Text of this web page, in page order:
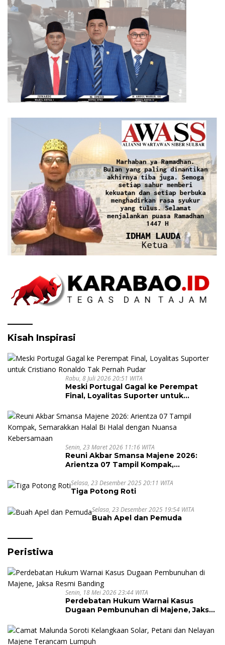
Kisah Inspirasi
Rabu, 8 Juli 2026 20:51 WITA
Meski Portugal Gagal ke Perempat
Final, Loyalitas Suporter untuk
Senin, 23 Maret 2026 11:16 WITA
Reuni Akbar Smansa Majene 2026:
Arientza 07 Tampil Kompak,
Nuansa Kebersamaan
Selasa, 23 Desember 2025 20:11 WITA
Tiga Potong Roti
Selasa, 23 Desember 2025 19:54 WITA
Buah Apel dan Pemuda
Peristiwa
Senin, 18 Mei 2026 23:44 WITA
Perdebatan Hukum Warnai Kasus
Dugaan Pembunuhan di Majene, Jaksa